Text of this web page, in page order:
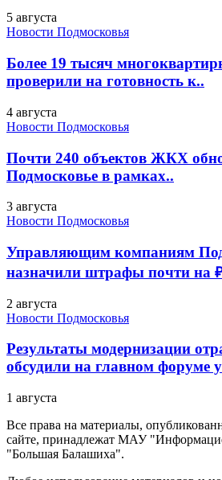
5 августа
Новости Подмосковья
Более 19 тысяч
проверили на готовность к..
4 августа
Новости Подмосковья
Почти 240 объектов ЖКХ
Подмосковье в рамках..
3 августа
Новости Подмосковья
Управляющим компаниям
назначили штрафы почти на
2 августа
Новости Подмосковья
Результаты модернизации
обсудили на главном форуме
1 августа
Все права на материалы,
сайте, принадлежат МАУ
"Большая Балашиха".